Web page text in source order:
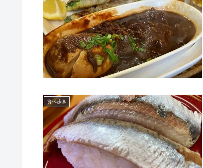
食べ歩き